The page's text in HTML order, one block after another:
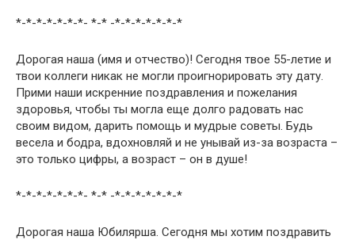
*-*-*-*-*-*-*- *-* -*-*-*-*-*-*-*
Дорогая наша (имя и отчество)! Сегодня твое 55-летие и
твои коллеги никак не могли проигнорировать эту дату.
Прими наши искренние поздравления и пожелания
здоровья, чтобы ты могла еще долго радовать нас
своим видом, дарить помощь и мудрые советы. Будь
весела и бодра, вдохновляй и не унывай из-за возраста –
это только цифры, а возраст – он в душе!
*-*-*-*-*-*-*- *-* -*-*-*-*-*-*-*
Дорогая наша Юбилярша. Сегодня мы хотим поздравить